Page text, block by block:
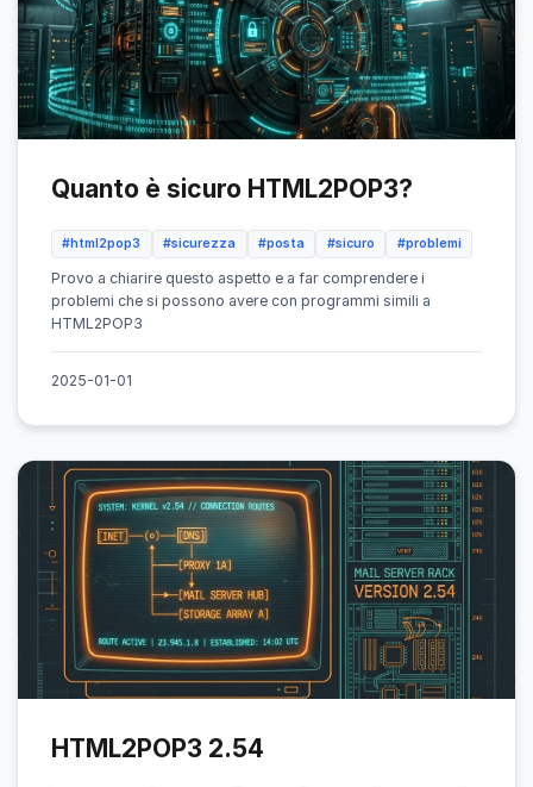
Quanto è sicuro HTML2POP3?
#html2pop3 #sicurezza #posta #sicuro #problemi
Provo a chiarire questo aspetto e a far comprendere i
problemi che si possono avere con programmi simili a
HTML2POP3
2025-01-01
HTML2POP3 2.54